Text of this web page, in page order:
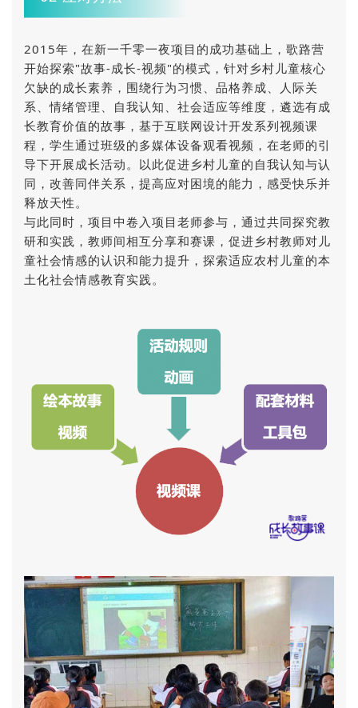
2015年，在新一千零一夜项目的成功基础上，歌路营
开始探索"故事-成长-视频"的模式，针对乡村儿童核心
欠缺的成长素养，围绕行为习惯、品格养成、人际关
系、情绪管理、自我认知、社会适应等维度，遴选有成
长教育价值的故事，基于互联网设计开发系列视频课
程，学生通过班级的多媒体设备观看视频，在老师的引
导下开展成长活动。以此促进乡村儿童的自我认知与认
同，改善同伴关系，提高应对困境的能力，感受快乐并
释放天性。
与此同时，项目中卷入项目老师参与，通过共同探究教
研和实践，教师间相互分享和赛课，促进乡村教师对儿
童社会情感的认识和能力提升，探索适应农村儿童的本
土化社会情感教育实践。